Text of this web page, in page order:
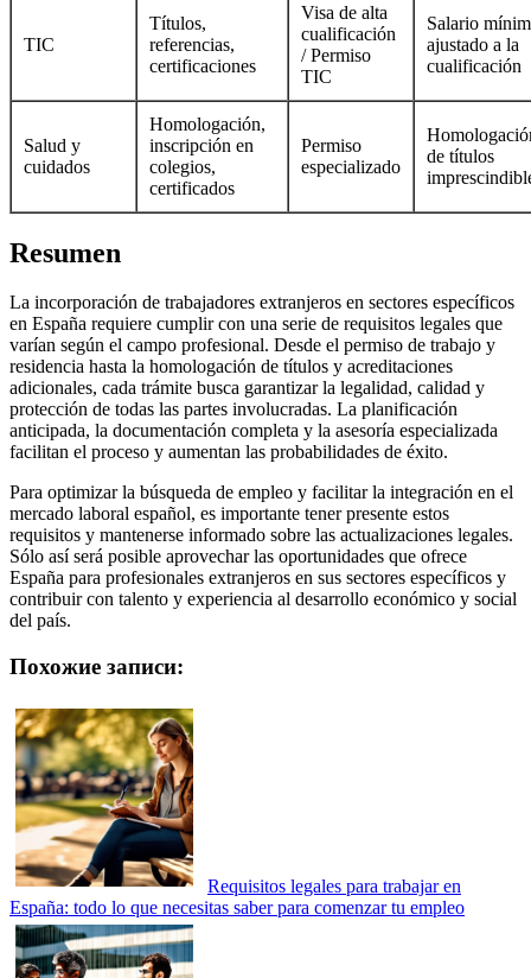
TIC
Títulos,
referencias,
certificaciones
Visa de alta
cualificación
/ Permiso
TIC
Salario
ajustado a la
cualificación
Salud y
cuidados
Homologación,
inscripción en
colegios,
certificados
Permiso
especializado
de títulos
Resumen
La incorporación de trabajadores extranjeros en sectores específicos
en España requiere cumplir con una serie de requisitos legales que
varían según el campo profesional. Desde el permiso de trabajo y
residencia hasta la homologación de títulos y acreditaciones
adicionales, cada trámite busca garantizar la legalidad, calidad y
protección de todas las partes involucradas. La planificación
anticipada, la documentación completa y la asesoría especializada
facilitan el proceso y aumentan las probabilidades de éxito.
Para optimizar la búsqueda de empleo y facilitar la integración en el
mercado laboral español, es importante tener presente estos
requisitos y mantenerse informado sobre las actualizaciones legales.
Sólo así será posible aprovechar las oportunidades que ofrece
España para profesionales extranjeros en sus sectores específicos y
contribuir con talento y experiencia al desarrollo económico y social
del país.
Похожие записи:
Requisitos legales para trabajar en
España: todo lo que necesitas saber para comenzar tu empleo